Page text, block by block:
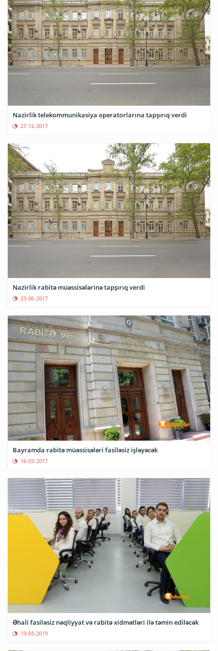
Nazirlik telekommunikasiya operatorlarına tapşırıq verdi
27-12-2017
Nazirlik rabitə müəssisələrinə tapşırıq verdi
23-06-2017
Bayramda rabitə müəssisələri fasiləsiz işləyəcək
16-03-2017
Əhali fasiləsiz nəqliyyat və rabitə xidmətləri ilə təmin ediləcək
19-03-2019